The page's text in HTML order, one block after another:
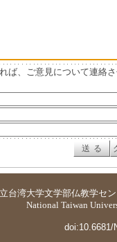
ば、ご意見について連絡
台湾大学文学部仏教学セ
National Taiwan
doi:10.6681/